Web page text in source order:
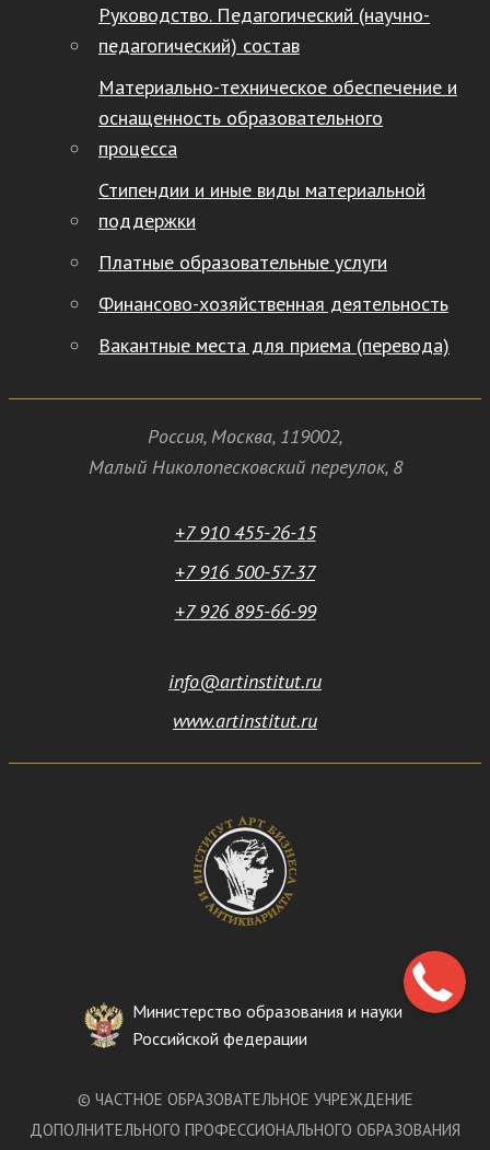
Руководство. Педагогический (научно-
педагогический) состав
Материально-техническое обеспечение и
оснащенность образовательного
процесса
Стипендии и иные виды материальной
поддержки
Платные образовательные услуги
Финансово-хозяйственная деятельность
Вакантные места для приема (перевода)
Россия, Москва, 119002,
Малый Николопесковский переулок,8
+7 910 455-26-15
+7 916 500-57-37
+7 926 895-66-99
info@artinstitut.ru
www.artinstitut.ru
Министерство образования и науки
Российской федерации
© ЧАСТНОЕ ОБРАЗОВАТЕЛЬНОЕ УЧРЕЖДЕНИЕ
ДОПОЛНИТЕЛЬНОГО ПРОФЕССИОНАЛЬНОГО ОБРАЗОВАНИЯ